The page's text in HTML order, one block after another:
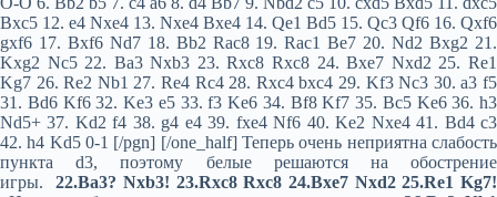
Bxc5 12. e4 Nxe4 13. Nxe4 Bxe4 14. Qe1 Bd5 15. Qc3 Qf6 16. Qxf6
gxf6 17. Bxf6 Nd7 18. Bb2 Rac8 19. Rac1 Be7 20. Nd2 Bxg2 21.
Kxg2 Nc5 22. Ba3 Nxb3 23. Rxc8 Rxc8 24. Bxe7 Nxd2 25. Re1
Kg7 26. Re2 Nb1 27. Re4 Rc4 28. Rxc4 bxc4 29. Kf3 Nc3 30. a3 f5
31. Bd6 Kf6 32. Ke3 e5 33. f3 Ke6 34. Bf8 Kf7 35. Bc5 Ke6 36. h3
Nd5+ 37. Kd2 f4 38. g4 e4 39. fxe4 Nf6 40. Ke2 Nxe4 41. Bd4 c3
42. h4 Kd5 0-1 [/pgn] [/one_half] Теперь очень неприятна слабость
пункта d3, поэтому белые решаются на обострение
игры.22.Ba3? Nxb3! 23.Rxc8 Rxc8 24.Bxe7 Nxd2 25.Re1 Kg7!